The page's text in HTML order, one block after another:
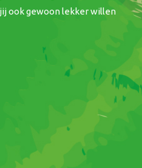
ook gewoon lekker willen